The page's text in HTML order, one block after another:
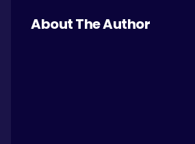
About The Author